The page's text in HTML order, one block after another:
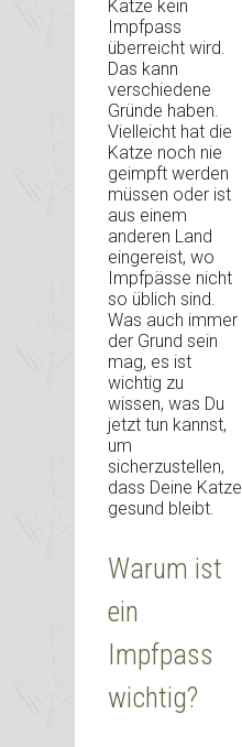
Katze kein
Impfpass
überreicht wird.
Das kann
verschiedene
Gründe haben.
Vielleicht hat die
Katze noch nie
geimpft werden
müssen oder ist
aus einem
anderen Land
eingereist, wo
Impfpässe nicht
so üblich sind.
Was auch immer
der Grund sein
mag, es ist
wichtig zu
wissen, was Du
jetzt tun kannst,
um
sicherzustellen,
dass Deine Katze
gesund bleibt.
Warum ist
ein
Impfpass
wichtig?